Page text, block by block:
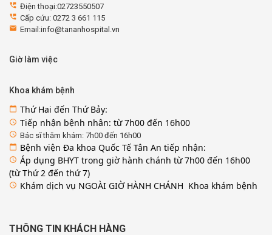
perm_phone_msg Điện thoại:02723550507
perm_phone_msg Cấp cứu: 0272 3 661 115
email Email:info@tananhospital.vn
Giờ làm việc
Khoa khám bệnh
calendar_today Thứ Hai đến Thứ Bảy:
access_time Tiếp nhận bệnh nhân: từ 7h00 đến 16h00
access_time Bác sĩ thăm khám: 7h00 đến 16h00
calendar_today Bệnh viện Đa khoa Quốc Tế Tân An tiếp nhận:
access_time Áp dụng BHYT trong giờ hành chánh từ 7h00 đến 16h00
(từ Thứ 2 đến thứ 7)
access_time Khám dịch vụ NGOÀI GIỜ HÀNH CHÁNH Khoa khám bệnh
THÔNG TIN KHÁCH HÀNG